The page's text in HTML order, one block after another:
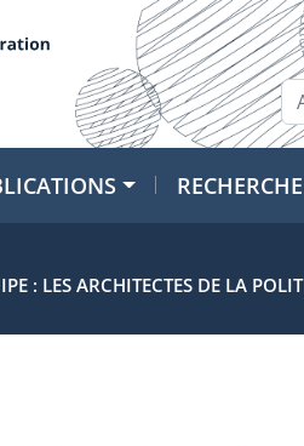
RECHERCHE
: LES ARCHITECTES DE LA